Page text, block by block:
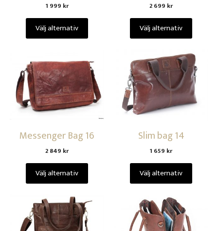
1 999 kr
Välj alternativ
2 699 kr
Välj alternativ
Messenger Bag 16
2 849 kr
Välj alternativ
Slim bag 14
1 659 kr
Välj alternativ